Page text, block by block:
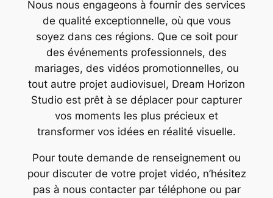
Nous nous engageons à fournir des services
de qualité exceptionnelle, où que vous
soyez dans ces régions. Que ce soit pour
des événements professionnels, des
mariages, des vidéos promotionnelles, ou
tout autre projet audiovisuel, Dream Horizon
Studio est prêt à se déplacer pour capturer
vos moments les plus précieux et
transformer vos idées en réalité visuelle.
Pour toute demande de renseignement ou
pour discuter de votre projet vidéo, n’hésitez
pas à nous contacter par téléphone ou par